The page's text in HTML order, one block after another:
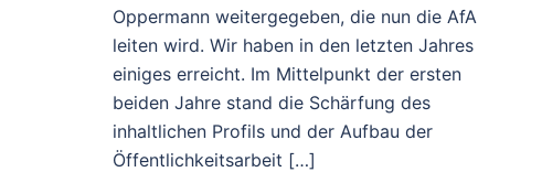
Oppermann weitergegeben, die nun die AfA
leiten wird. Wir haben in den letzten Jahres
einiges erreicht. Im Mittelpunkt der ersten
beiden Jahre stand die Schärfung des
inhaltlichen Profils und der Aufbau der
Öffentlichkeitsarbeit […]